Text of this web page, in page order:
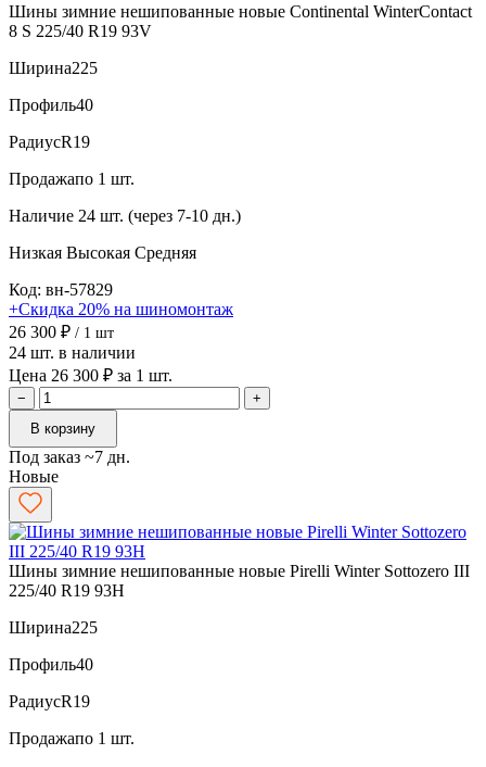
Шины зимние нешипованные новые Continental WinterContact
8 S 225/40 R19 93V
Ширина225
Профиль40
РадиусR19
Продажапо 1 шт.
Наличие 24 шт. (через 7-10 дн.)
Низкая Высокая Средняя
Код: вн-57829
+Скидка 20% на шиномонтаж
26 300 ₽ / 1 шт
24 шт. в наличии
Цена 26 300 ₽ за 1 шт.
−
+
В корзину
Под заказ ~7 дн.
Новые
Шины зимние нешипованные новые Pirelli Winter Sottozero III
225/40 R19 93H
Ширина225
Профиль40
РадиусR19
Продажапо 1 шт.